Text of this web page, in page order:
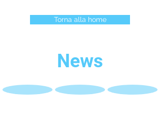
Torna alla home
News